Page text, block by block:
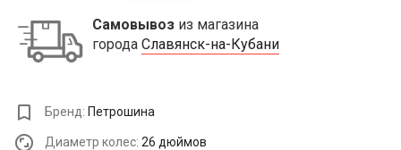
Самовывоз из магазина
города Славянск-на-Кубани
Бренд: Петрошина
Диаметр колес: 26 дюймов